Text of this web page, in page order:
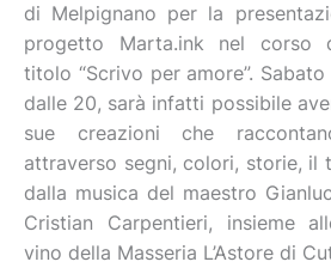
di Melpignano per la
progetto Marta.ink nel corso
titolo “Scrivo per amore”.
dalle 20, sarà infatti possibile
sue creazioni che
attraverso segni, colori, storie, il
dalla musica del maestro
Cristian Carpentieri, insieme
vino della Masseria L’Astore di